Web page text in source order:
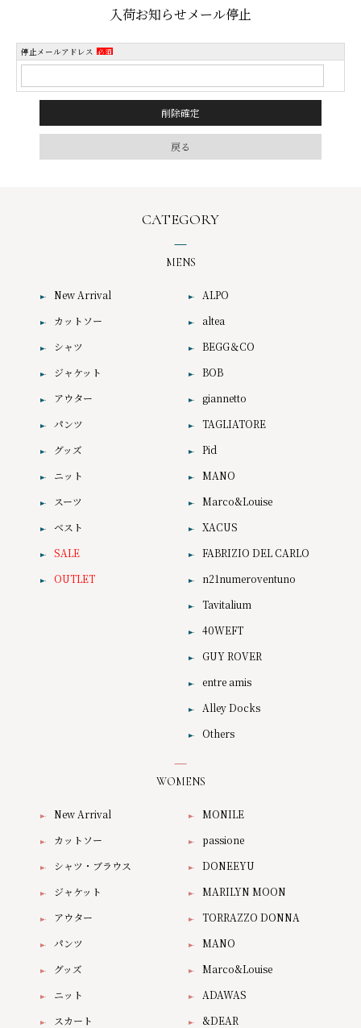
入荷お知らせメール停止
停止メールアドレス 必須
CATEGORY
MENS
New Arrival
カットソー
シャツ
ジャケット
アウター
パンツ
グッズ
ニット
スーツ
ベスト
SALE
OUTLET
ALPO
altea
BEGG＆CO
BOB
giannetto
TAGLIATORE
Pid
MANO
Marco&Louise
XACUS
FABRIZIO DEL CARLO
n21numeroventuno
Tavitalium
40WEFT
GUY ROVER
entre amis
Alley Docks
Others
WOMENS
New Arrival
カットソー
シャツ・ブラウス
ジャケット
アウター
パンツ
グッズ
ニット
スカート
MONILE
passione
DONEEYU
MARILYN MOON
TORRAZZO DONNA
MANO
Marco&Louise
ADAWAS
&DEAR